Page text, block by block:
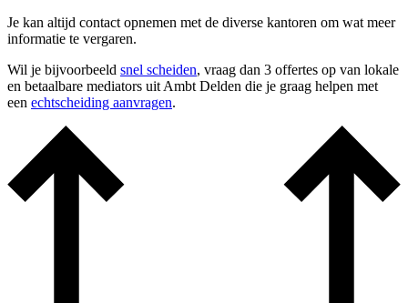
Je kan altijd contact opnemen met de diverse kantoren om wat meer
informatie te vergaren.
Wil je bijvoorbeeld snel scheiden, vraag dan 3 offertes op van lokale
en betaalbare mediators uit Ambt Delden die je graag helpen met
een echtscheiding aanvragen.